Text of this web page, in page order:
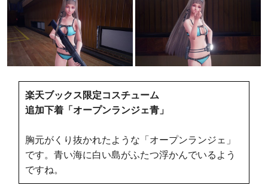
楽天ブックス限定コスチューム
追加下着「オープンランジェ青」
胸元がくり抜かれたような「オープンランジェ」
です。青い海に白い島がふたつ浮かんでいるよう
ですね。